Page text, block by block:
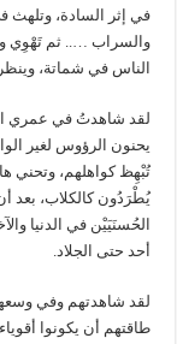
في إثر السادة، وتلهث
والسراب ….. ثم تَهْوِي
الناس في شماتة،
لقد شاهدتُ في عمري
يحنون الرؤوس لغير
تُبْهِظ كواهلهم، وتحني
يُطْرَدُون كالكلاب، بعد
الحُسنَيَيْن في الدنيا
أحد حتى الجلاد.
لقد شاهدتهم وفي
طاقتهم أن يكونوا